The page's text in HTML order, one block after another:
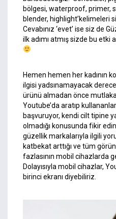
bölgesi, waterproof, primer,
blender, highlight’kelimeleri
Cevabınız ‘evet’ ise siz de
ilk adımı atmış sizde bu etki
Hemen hemen her kadının
ilgisi yadsınamayacak
ürünü almadan önce
Youtube’da aratıp
başvuruyor, kendi cilt tipine
olmadığı konusunda fikir
güzellik markalarıyla ilgili
katbekat arttığı ve tüm
fazlasının mobil cihazlarda
Dolayısıyla mobil cihazlar,
birinci ekranı diyebiliriz.